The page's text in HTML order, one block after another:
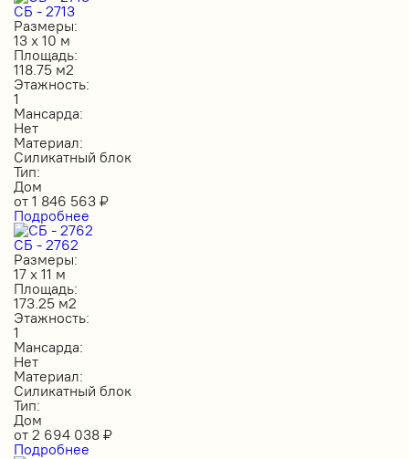
СБ - 2713
Размеры:
13 х 10 м
Площадь:
118.75 м2
Этажность:
1
Мансарда:
Нет
Материал:
Силикатный блок
Тип:
Дом
от 1 846 563 ₽
Подробнее
СБ - 2762
Размеры:
17 х 11 м
Площадь:
173.25 м2
Этажность:
1
Мансарда:
Нет
Материал:
Силикатный блок
Тип:
Дом
от 2 694 038 ₽
Подробнее